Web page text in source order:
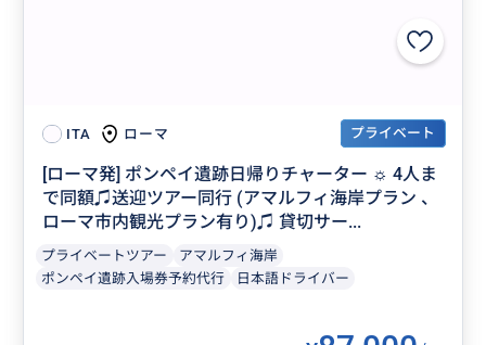
ITA ローマ プライベート
[ローマ発] ポンペイ遺跡日帰りチャーター ☼ 4人ま
で同額♫送迎ツアー同行 (アマルフィ海岸プラン 、
ローマ市内観光プラン有り)♫ 貸切サー...
プライベートツアー
アマルフィ海岸
ポンペイ遺跡入場券予約代行
日本語ドライバー